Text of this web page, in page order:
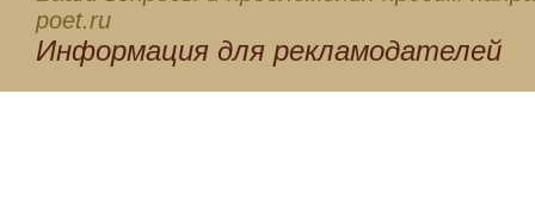
poet.ru
Информация для рекламодателей